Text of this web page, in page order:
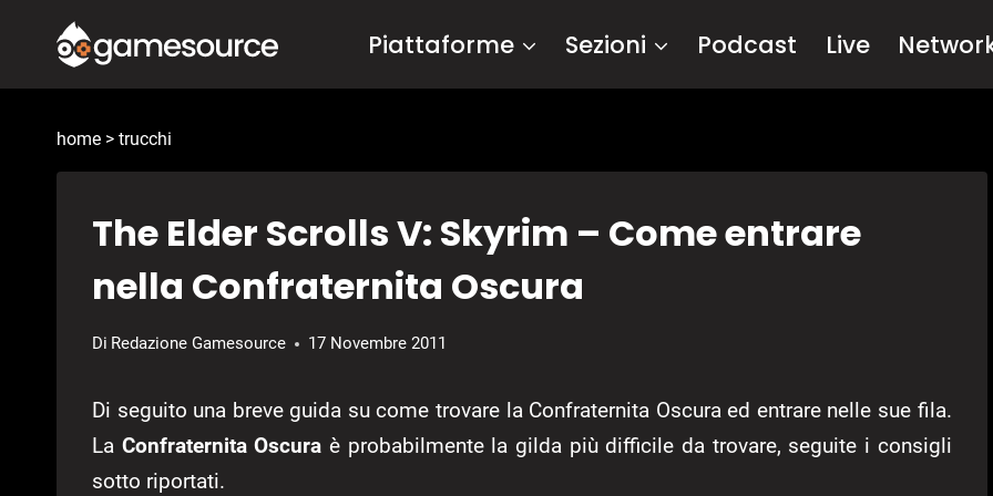
contenuto
Piattaforme Sezioni Podcast Live
home > trucchi
The Elder Scrolls V: Skyrim – Come entrare
nella Confraternita Oscura
Di Redazione Gamesource 17 Novembre 2011
Di seguito una breve guida su come trovare la Confraternita Oscura ed entrare nelle sue fila.
La Confraternita Oscura è probabilmente la gilda più difficile da trovare, seguite i consigli
sotto riportati.